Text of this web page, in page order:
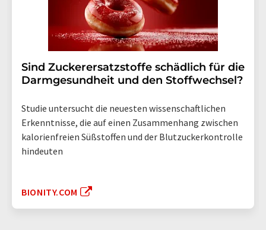
Sind Zuckerersatzstoffe schädlich für die
Darmgesundheit und den Stoffwechsel?
Studie untersucht die neuesten wissenschaftlichen
Erkenntnisse, die auf einen Zusammenhang zwischen
kalorienfreien Süßstoffen und der Blutzuckerkontrolle
hindeuten
BIONITY.COM